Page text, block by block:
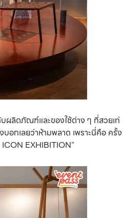
ผลิตภัณฑ์และของใช้ต่าง ๆ ที่สวยเท่
อกเลยว่าห้ามพลาด เพราะนี่คือ ครั้ง
EXHIBITION”